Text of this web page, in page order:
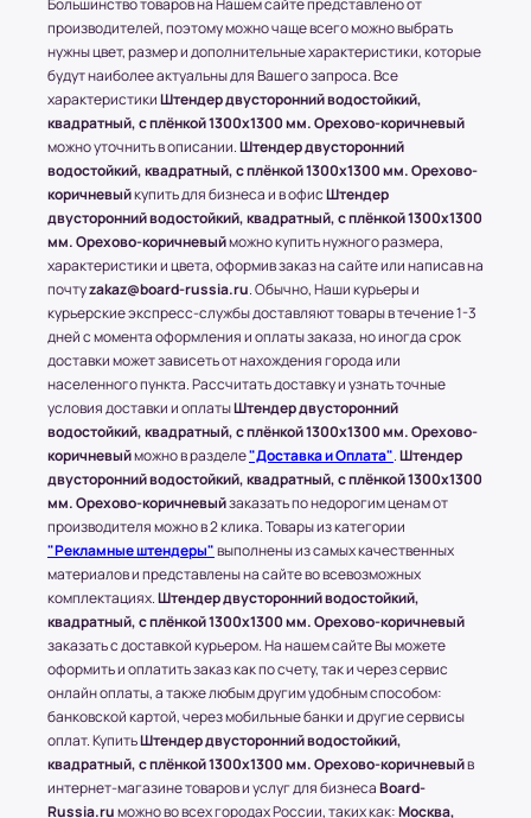
рублей в зависимости от месторасположения
конечного пункта.
* За расчетом точной стоимости доставки
обращайтесь к менеджеру по телефону: +7 (977)
790 85-84 (Даниил)
Транспортные Компании (ТК). Доставка в
соседние регионы и города России.
Доставка в другие области и города
осуществляется через любые ТК (Транспортные
компании), которые будут удобны клиенту.
С соседними регионами (кроме Москвы и МО) и
другими городами России компания Board-
Russia.ru работает по 100% предоплате.
Самые популярные Транспортные Компании:
ПЭК, СДЭК.
* Доставку, Наши клиенты оплачивают при
получении.
Доставка товара до пункта ТК по Москве
осуществляется бесплатно, при учете, что вес
всего заказа не превышает 15 кг или размером
1500х1000 (мм.).
(!) Все товары защищены от внешнего
воздействия посредством специальной
упаковки.
Условия оплаты в интернет-
производителей, поэтому можно чаще всего можно выбрать
нужны цвет, размер и дополнительные характеристики, которые
будут наиболее актуальны для Вашего запроса. Все
характеристикиШтендер двусторонний водостойкий,
квадратный, с плёнкой 1300x1300 мм. Орехово-коричневый
можно уточнить в описании.Штендер двусторонний
водостойкий, квадратный, с плёнкой 1300x1300 мм. Орехово-
коричневыйкупить для бизнеса и в офисШтендер
двусторонний водостойкий, квадратный, с плёнкой 1300x1300
мм. Орехово-коричневыйможно купить нужного размера,
характеристики и цвета, оформив заказ на сайте или написав на
почтуzakaz@board-russia.ru. Обычно, Наши курьеры и
курьерские экспресс-службы доставляют товары в течение 1-3
дней с момента оформления и оплаты заказа, но иногда срок
доставки может зависеть от нахождения города или
населенного пункта. Рассчитать доставку и узнать точные
условия доставки и оплатыШтендер двусторонний
водостойкий, квадратный, с плёнкой 1300x1300 мм. Орехово-
коричневыйможно в разделе"Доставка и Оплата".Штендер
двусторонний водостойкий, квадратный, с плёнкой 1300x1300
мм. Орехово-коричневыйзаказать по недорогим ценам от
производителя можно в 2 клика. Товары из категории
"Рекламные штендеры"выполнены из самых качественных
материалов и представлены на сайте во всевозможных
комплектациях.Штендер двусторонний водостойкий,
квадратный, с плёнкой 1300x1300 мм. Орехово-коричневый
заказать с доставкой курьером. На нашем сайте Вы можете
оформить и оплатить заказ как по счету, так и через сервис
онлайн оплаты, а также любым другим удобным способом:
банковской картой, через мобильные банки и другие сервисы
оплат. КупитьШтендер двусторонний водостойкий,
квадратный, с плёнкой 1300x1300 мм. Орехово-коричневыйв
интернет-магазине товаров и услуг для бизнесаBoard-
Russia.ruможно во всех городах России, таких как:Москва,